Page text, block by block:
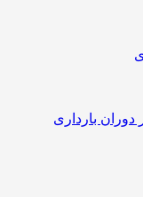
دوران بارداری